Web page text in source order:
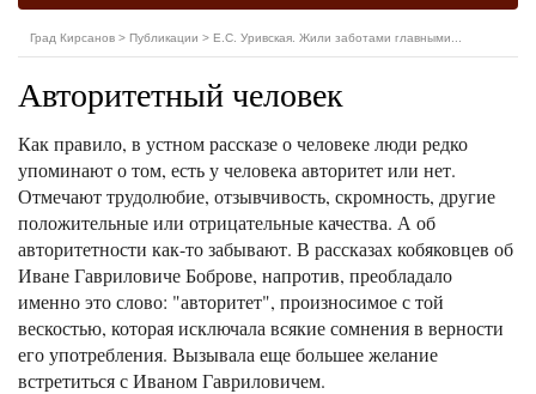
Град Кирсанов > Публикации > Е.С. Уривская. Жили заботами главными...
Авторитетный человек
Как правило, в устном рассказе о человеке люди редко
упоминают о том, есть у человека авторитет или нет.
Отмечают трудолюбие, отзывчивость, скромность, другие
положительные или отрицательные качества. А об
авторитетности как-то забывают. В рассказах кобяковцев об
Иване Гавриловиче Боброве, напротив, преобладало
именно это слово: "авторитет", произносимое с той
вескостью, которая исключала всякие сомнения в верности
его употребления. Вызывала еще большее желание
встретиться с Иваном Гавриловичем.